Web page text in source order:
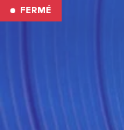
Aller au contenu
FERMÉ